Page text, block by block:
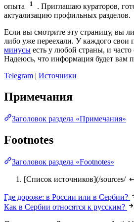
опыта
1
. Приглашаю кураторов,
актуализацию профильных разделов.
Если вы смотрите эту страницу, вы
либо уже переехали. У каждого свои
минусы есть у любой страны, и
Надеюсь, что информация будет вам
Telegram | Источники
Примечания
Заголовок раздела «Примечания»
Footnotes
Заголовок раздела «Footnotes»
[Список источников](/sources/
Где дороже: в России или в Сербии?
Как в Сербии относятся к русским?